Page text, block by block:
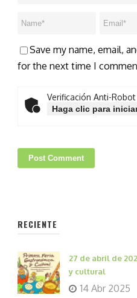
Save my name, email,
for the next time I
Verificación Anti-Robot
Haga clic para
RECIENTE
27 de abril de
y cultural
14 Abr 2025